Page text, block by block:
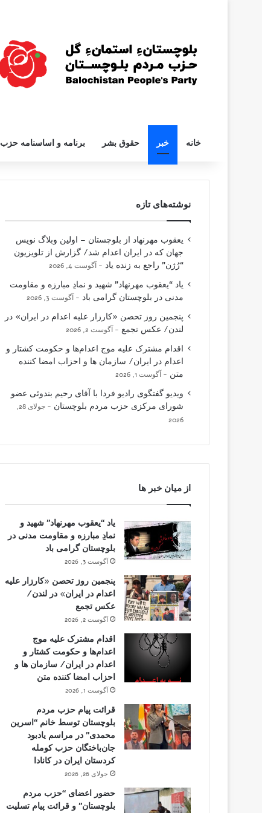
خانه خبر حقوق بشر برنامه و اساسنامه حزب
نوشته‌های تازه
یعقوب مهرنهاد از بلوچستان – اولین وبلاگ نویس
جهان که در ایران اعدام شد/ گزارش از تلویزیون
“رُژن” راجع به زنده یاد
آگوست 4, 2026
یاد “یعقوب مهرنهاد” شهید و نمادِ مبارزه و مقاومت
مدنی در بلوچستان گرامی باد
آگوست 3, 2026
پنجمین روز تحصن «کارزار علیه اعدام در ایران» در
لندن/ عکس تجمع
آگوست 2, 2026
اقدام مشترک علیه موج اعدام‌ها و حکومت کشتار و
اعدام در ایران/ سازمان ها و احزاب امضا کننده
متن
آگوست 1, 2026
ویدیو گفتگوی رادیو فردا با آقای رحیم بندوئی عضو
شورای مرکزی حزب مردم بلوچستان
جولای 28,
2026
از میان خبر ها
یاد “یعقوب مهرنهاد” شهید و
نمادِ مبارزه و مقاومت مدنی در
بلوچستان گرامی باد
آگوست 3, 2026
پنجمین روز تحصن «کارزار علیه
اعدام در ایران» در لندن/
عکس تجمع
آگوست 2, 2026
اقدام مشترک علیه موج
اعدام‌ها و حکومت کشتار و
اعدام در ایران/ سازمان ها و
احزاب امضا کننده متن
آگوست 1, 2026
قرائت پیام حزب مردم
بلوچستان توسط خانم “اسرین
محمدی” در مراسم یادبود
جان‌باختگان حزب کومله
کردستان ایران در کانادا
جولای 26, 2026
حضور اعضای “حزب مردم
بلوچستان” و قرائت پیام تسلیت